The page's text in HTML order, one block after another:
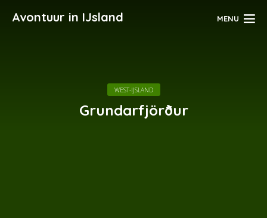
Avontuur in IJsland MENU
WEST-IJSLAND
Grundarfjörður